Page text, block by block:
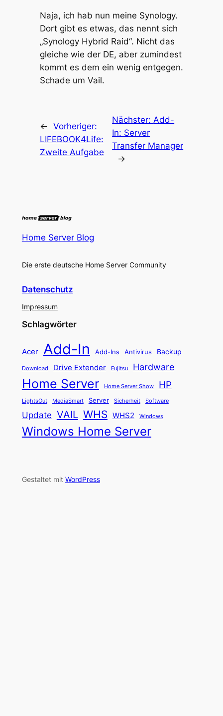
Naja, ich hab nun meine Synology.
Dort gibt es etwas, das nennt sich
„Synology Hybrid Raid“. Nicht das
gleiche wie der DE, aber zumindest
kommt es dem ein wenig entgegen.
Schade um Vail.
← Vorheriger:
LIFEBOOK4Life:
Zweite Aufgabe
Nächster: Add-
In: Server
Transfer Manager
→
Home Server Blog
Die erste deutsche Home Server Community
Datenschutz
Impressum
Schlagwörter
Acer Add-In Add-Ins Antivirus Backup
Download Drive Extender Fujitsu Hardware
Home Server Home Server Show HP
LightsOut MediaSmart Server Sicherheit Software
Update VAIL WHS WHS2 Windows
Windows Home Server
Gestaltet mit WordPress